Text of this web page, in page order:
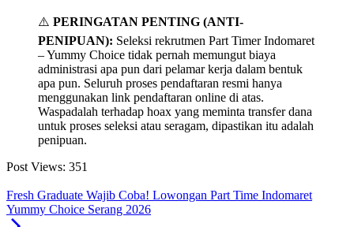
⚠️ PERINGATAN PENTING (ANTI-
PENIPUAN): Seleksi rekrutmen Part Timer Indomaret
– Yummy Choice tidak pernah memungut biaya
administrasi apa pun dari pelamar kerja dalam bentuk
apa pun. Seluruh proses pendaftaran resmi hanya
menggunakan link pendaftaran online di atas.
Waspadalah terhadap hoax yang meminta transfer dana
untuk proses seleksi atau seragam, dipastikan itu adalah
penipuan.
Post Views: 351
Fresh Graduate Wajib Coba! Lowongan Part Time Indomaret
Yummy Choice Serang 2026